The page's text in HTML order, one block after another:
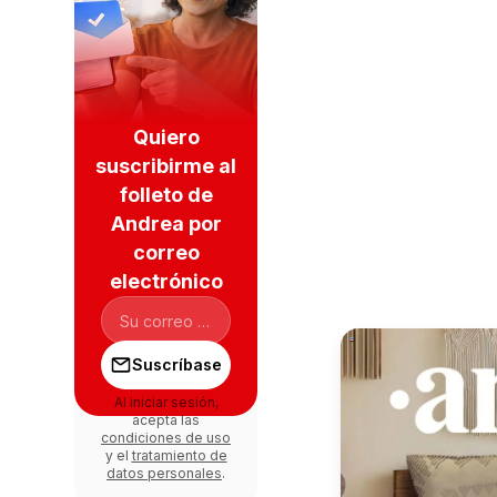
Quiero
suscribirme al
folleto de
Andrea por
correo
electrónico
Suscríbase
Al iniciar sesión,
acepta las
condiciones de uso
y el tratamiento de
datos personales.